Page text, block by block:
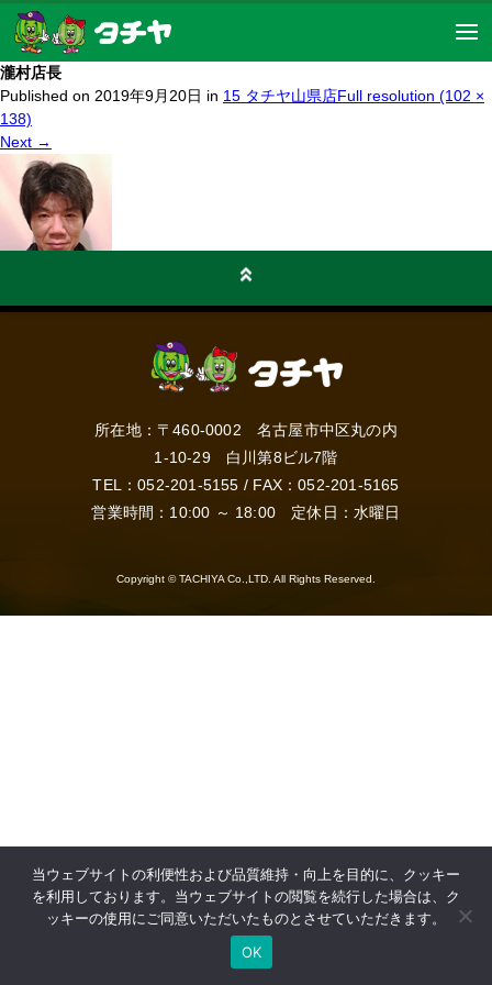
瀧村店長
Published on 2019年9月20日 in 15 タチヤ山県店Full resolution (102 ×
138)
Next →
所在地：〒460-0002 名古屋市中区丸の内
1-10-29 白川第8ビル7階
TEL：052-201-5155 / FAX：052-201-5165
営業時間：10:00 ～ 18:00 定休日：水曜日
Copyright © TACHIYA Co.,LTD. All Rights Reserved.
当ウェブサイトの利便性および品質維持・向上を目的に、クッキー
を利用しております。当ウェブサイトの閲覧を続行した場合は、ク
ッキーの使用にご同意いただいたものとさせていただきます。
OK